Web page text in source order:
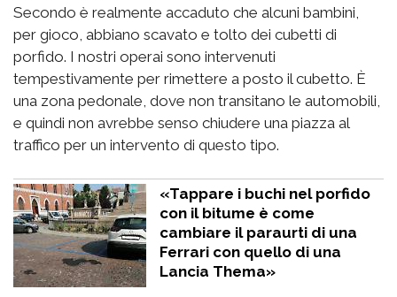
Secondo è realmente accaduto che alcuni bambini,
per gioco, abbiano scavato e tolto dei cubetti di
porfido. I nostri operai sono intervenuti
tempestivamente per rimettere a posto il cubetto. È
una zona pedonale, dove non transitano le automobili,
e quindi non avrebbe senso chiudere una piazza al
traffico per un intervento di questo tipo.
«Tappare i buchi nel porfido
con il bitume è come
cambiare il paraurti di una
Ferrari con quello di una
Lancia Thema»